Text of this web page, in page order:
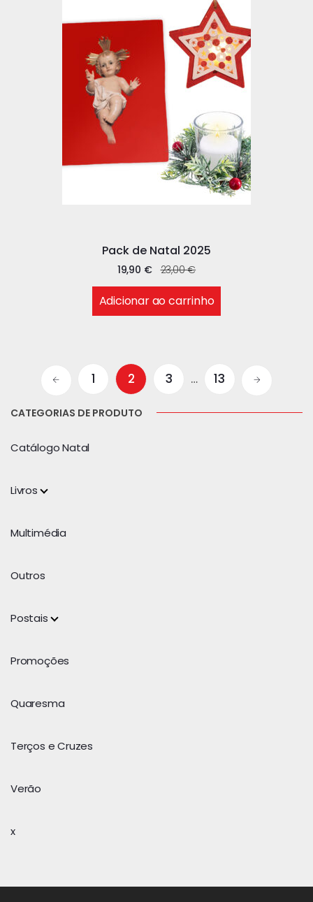
Pack de Natal 2025
23,00€
19,90 €
Adicionar ao carrinho
1 2 3 … 13
CATEGORIAS DE PRODUTO
Catálogo Natal
Livros
Multimédia
Outros
Postais
Promoções
Quaresma
Terços e Cruzes
Verão
x